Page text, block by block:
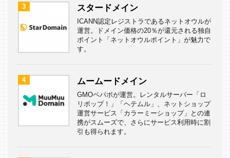
3 スタードメイン
ICANN認定レジストラであるネットオウルが
運営。ドメイン価格の20％が還元される独自
ポイント「ネットオウルポイント」が魅力で
す。
4 ムームードメイン
GMOペパボが運営。レンタルサーバー「ロ
リポップ！」「ヘテムル」、ネットショップ
運営サービス「カラーミーショップ」との連
携がスムーズで、さらにサービス利用時に割
引も得られます。